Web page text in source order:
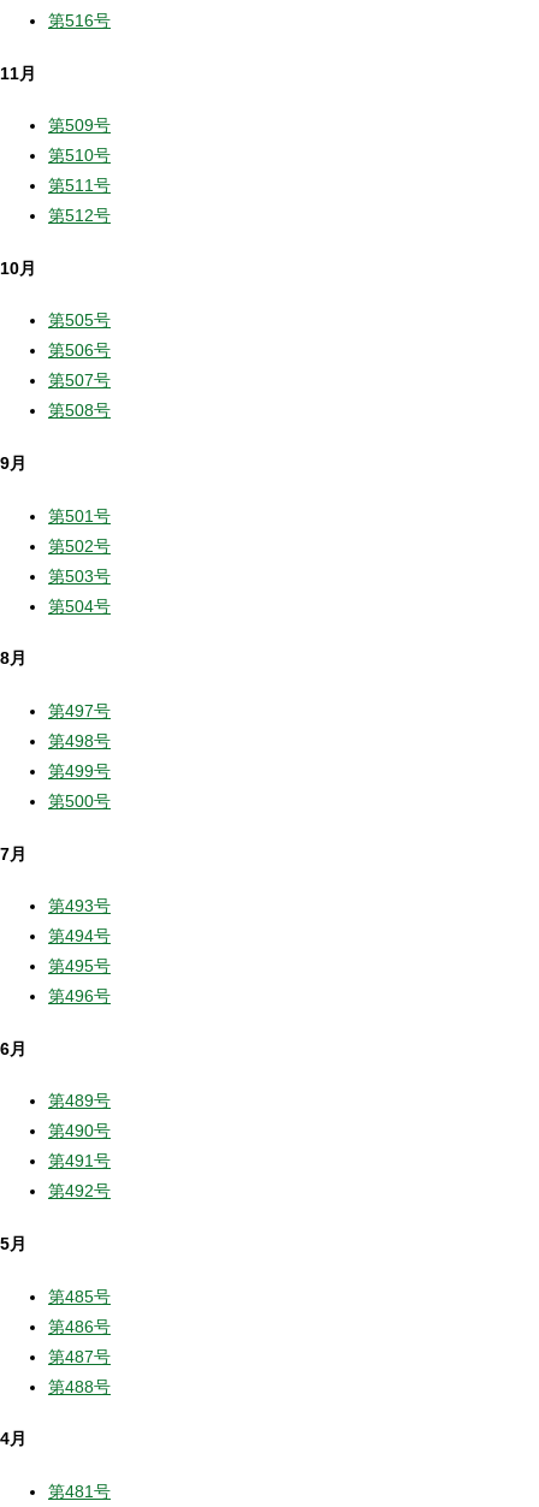
第516号
11月
第509号
第510号
第511号
第512号
10月
第505号
第506号
第507号
第508号
9月
第501号
第502号
第503号
第504号
8月
第497号
第498号
第499号
第500号
7月
第493号
第494号
第495号
第496号
6月
第489号
第490号
第491号
第492号
5月
第485号
第486号
第487号
第488号
4月
第481号